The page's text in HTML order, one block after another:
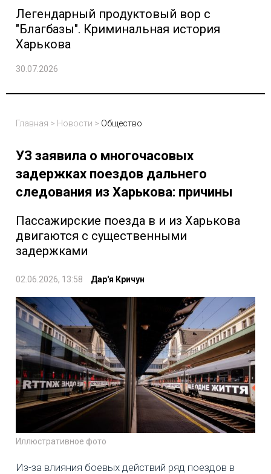
Легендарный продуктовый вор с
"Благбазы". Криминальная история
Харькова
30.07.2026
Главная > Новости > Общество
УЗ заявила о многочасовых
задержках поездов дальнего
следования из Харькова: причины
Пассажирские поезда в и из Харькова
двигаются с существенными
задержками
02.06.2026, 13:58 Дар'я Кричун
Иллюстративное фото
Из-за влияния боевых действий ряд поездов в